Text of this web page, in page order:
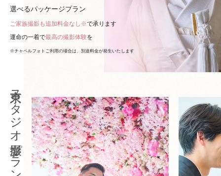
選べるパッケージプラン
ご家族撮影も追加料金なし※で承ります
運命の一着で最高の撮影体験を
※チャペルフォトご利用の場合は、別途料金が発生いたします
東京スタジオ撮影プラン